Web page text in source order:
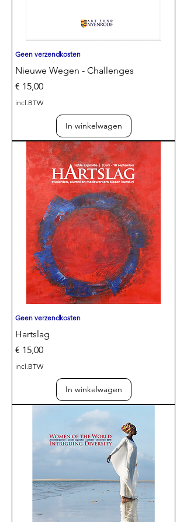
Geen verzendkosten
Nieuwe Wegen - Challenges
Prijs
€ 15,00
incl.BTW
In winkelwagen
Geen verzendkosten
Hartslag
Prijs
€ 15,00
incl.BTW
In winkelwagen